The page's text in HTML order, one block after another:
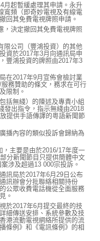
月起暫緩處理其申請。永升
寬頻（即奇妙電視及有線電
回其免費電視牌照申請。
，決定撤回其免費電視牌照
限公司（豐鴻投資）的其他
資於2017年3月向通訊局申
豐鴻投資的牌照由2017年3
在2017年9月宣佈會檢討業
務贊助的條文，務求在可行
限制。
括無綫）的陳述及專責小組
發出指令，指示無綫由2018
提供手語傳譯的粵語新聞節
播內容的類似投訴會歸納為
主要是由於2016/17年度一
分新聞節目只提供簡體中文
涉及超過13 000宗投訴。
訊局於2017年6月29日公布
訊辦會分批聯絡相關持份
公眾收費電話機從全面服務
。
於2017年6月提交最終的技
細傳送安排、系統參數及技
港流動電視網絡所提供的流
條例》和《電訊條例》的相